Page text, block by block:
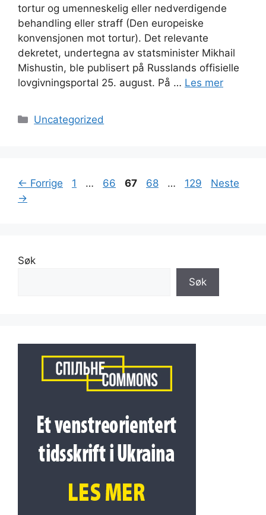
tortur og umenneskelig eller nedverdigende
behandling eller straff (Den europeiske
konvensjonen mot tortur). Det relevante
dekretet, undertegna av statsminister Mikhail
Mishustin, ble publisert på Russlands offisielle
lovgivningsportal 25. august. På … Les mer
Kategorier
Uncategorized
← Forrige Side
1 … Side
66 Side
67 Side
68 … Side
129
Neste
→
Søk
Søk